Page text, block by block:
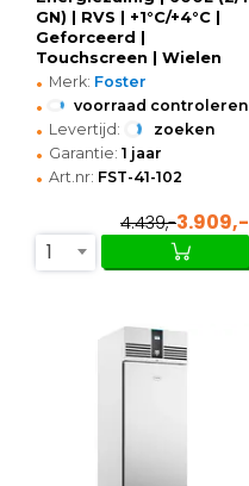
GN) | RVS | +1°C/+4°C |
Geforceerd |
Touchscreen | Wielen
(Geremd) |
700x855x2080(h)mm
• Merk: Foster
• voorraad controleren
• Levertijd: zoeken
• Garantie: 1 jaar
• Art.nr: FST-41-102
4.439,-3.909,-
1